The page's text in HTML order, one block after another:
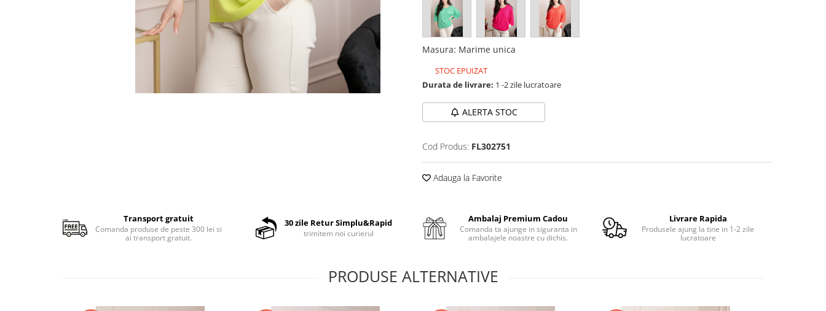
Masura: Marime unica
STOC EPUIZAT
Durata de livrare: 1 -2 zile lucratoare
ALERTA STOC
Cod Produs: FL302751
Adauga la Favorite
Transport gratuit
Comanda produse de peste 300 lei si
ai transport gratuit.
30 zile Retur Simplu&Rapid
trimitem noi curierul
Ambalaj Premium Cadou
Comanda ta ajunge in siguranta in
ambalajele noastre cu dichis.
Livrare Rapida
Produsele ajung la tine in 1-2 zile
lucratoare
PRODUSE ALTERNATIVE